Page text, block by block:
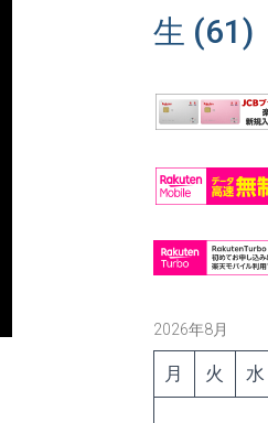
生 (61)
2026年8月
月 火 水